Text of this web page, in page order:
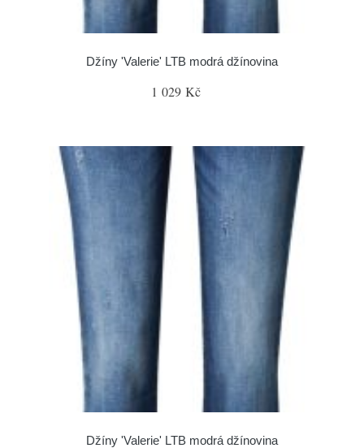
Džíny 'Valerie' LTB modrá džínovina
1 029 Kč
Džíny 'Valerie' LTB modrá džínovina